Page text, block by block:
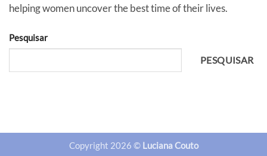
helping women uncover the best time of their lives.
Pesquisar
PESQUISAR
Copyright 2026 © Luciana Couto